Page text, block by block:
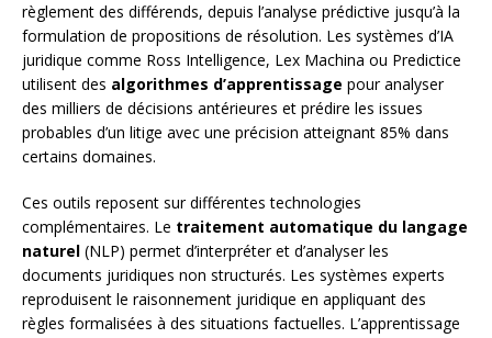
règlement des différends, depuis l’analyse prédictive jusqu’à la
formulation de propositions de résolution. Les systèmes d’IA
juridique comme Ross Intelligence, Lex Machina ou Predictice
utilisent des algorithmes d’apprentissage pour analyser
des milliers de décisions antérieures et prédire les issues
probables d’un litige avec une précision atteignant 85% dans
certains domaines.
Ces outils reposent sur différentes technologies
complémentaires. Le traitement automatique du langage
naturel (NLP) permet d’interpréter et d’analyser les
documents juridiques non structurés. Les systèmes experts
reproduisent le raisonnement juridique en appliquant des
règles formalisées à des situations factuelles. L’apprentissage